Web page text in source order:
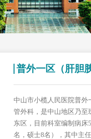
普外一区（肝胆
中山市小榄人民医院普外
管外科，是中山地区乃至
东区，目前科室编制病床
名，硕士8名），其中主